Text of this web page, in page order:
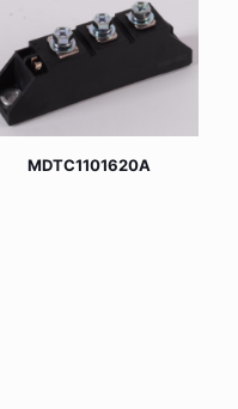
MDTC1101620A